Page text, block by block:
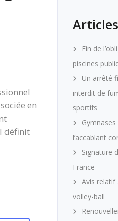
en
définit
Fin de
piscines
Un arrêté
interdit de
sportifs
l’accablant
Signature
France
Avis relatif
volley-ball